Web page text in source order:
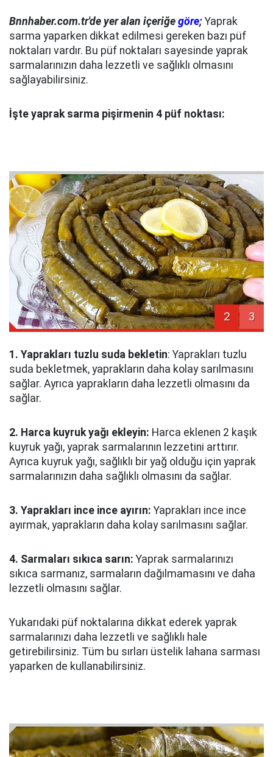
Bnnhaber.com.tr'de yer alan içeriğe göre; Yaprak
sarma yaparken dikkat edilmesi gereken bazı püf
noktaları vardır. Bu püf noktaları sayesinde yaprak
sarmalarınızın daha lezzetli ve sağlıklı olmasını
sağlayabilirsiniz.
İşte yaprak sarma pişirmenin 4 püf noktası:
2 3
1. Yaprakları tuzlu suda bekletin: Yaprakları tuzlu
suda bekletmek, yaprakların daha kolay sarılmasını
sağlar. Ayrıca yaprakların daha lezzetli olmasını da
sağlar.
2. Harca kuyruk yağı ekleyin: Harca eklenen 2 kaşık
kuyruk yağı, yaprak sarmalarının lezzetini arttırır.
Ayrıca kuyruk yağı, sağlıklı bir yağ olduğu için yaprak
sarmalarınızın daha sağlıklı olmasını da sağlar.
3. Yaprakları ince ince ayırın: Yaprakları ince ince
ayırmak, yaprakların daha kolay sarılmasını sağlar.
4. Sarmaları sıkıca sarın: Yaprak sarmalarınızı
sıkıca sarmanız, sarmaların dağılmamasını ve daha
lezzetli olmasını sağlar.
Yukarıdaki püf noktalarına dikkat ederek yaprak
sarmalarınızı daha lezzetli ve sağlıklı hale
getirebilirsiniz. Tüm bu sırları üstelik lahana sarması
yaparken de kullanabilirsiniz.